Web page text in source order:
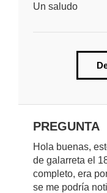
Un saludo
PREGUNTA
Hola buenas,
de galarreta el
completo, era
se me podría